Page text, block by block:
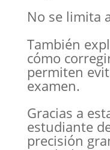
No se limita
También
cómo
permiten
examen.
Gracias a
estudiante
precisión